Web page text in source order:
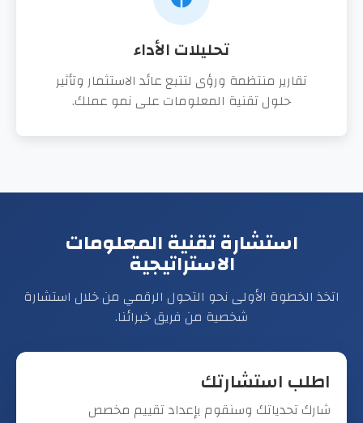
تحليلات الأداء
تقارير منتظمة ورؤى لتتبع عائد الاستثمار وتأثير
حلول تقنية المعلومات على نمو عملك.
استشارة تقنية المعلومات
الاستراتيجية
اتخذ الخطوة الأولى نحو التحول الرقمي من خلال استشارة
شخصية من فريق خبرائنا.
اطلب استشارتك
شارك تحدياتك وسنقوم بإعداد تقييم مخصص